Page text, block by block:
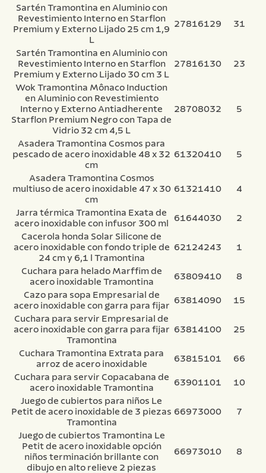
Sartén Tramontina en Aluminio con
Revestimiento Interno en Starflon
Premium y Externo Lijado 25 cm 1,9
L
27816129 31
Sartén Tramontina en Aluminio con
Revestimiento Interno en Starflon
Premium y Externo Lijado 30 cm 3 L
27816130 23
Wok Tramontina Mônaco Induction
en Aluminio con Revestimiento
Interno y Externo Antiadherente
Starflon Premium Negro con Tapa de
Vidrio 32 cm 4,5 L
28708032 5
Asadera Tramontina Cosmos para
pescado de acero inoxidable 48 x 32
cm
61320410 5
Asadera Tramontina Cosmos
multiuso de acero inoxidable 47 x 30
cm
61321410 4
Jarra térmica Tramontina Exata de
acero inoxidable con infusor 300 ml
61644030
2
Cacerola honda Solar Silicone de
acero inoxidable con fondo triple de
24 cm y 6,1 l Tramontina
62124243 1
Cuchara para helado Marffim de
acero inoxidable Tramontina
63809410
8
Cazo para sopa Empresarial de
acero inoxidable con garra para fijar
63814090
15
Cuchara para servir Empresarial de
acero inoxidable con garra para fijar
Tramontina
63814100 25
Cuchara Tramontina Extrata para
arroz de acero inoxidable
63815101
66
Cuchara para servir Copacabana de
acero inoxidable Tramontina
63901101
10
Juego de cubiertos para niños Le
Petit de acero inoxidable de 3 piezas
Tramontina
66973000 7
Juego de cubiertos Tramontina Le
Petit de acero inoxidable opción
niños terminación brillante con
dibujo en alto relieve 2 piezas
66973010 8